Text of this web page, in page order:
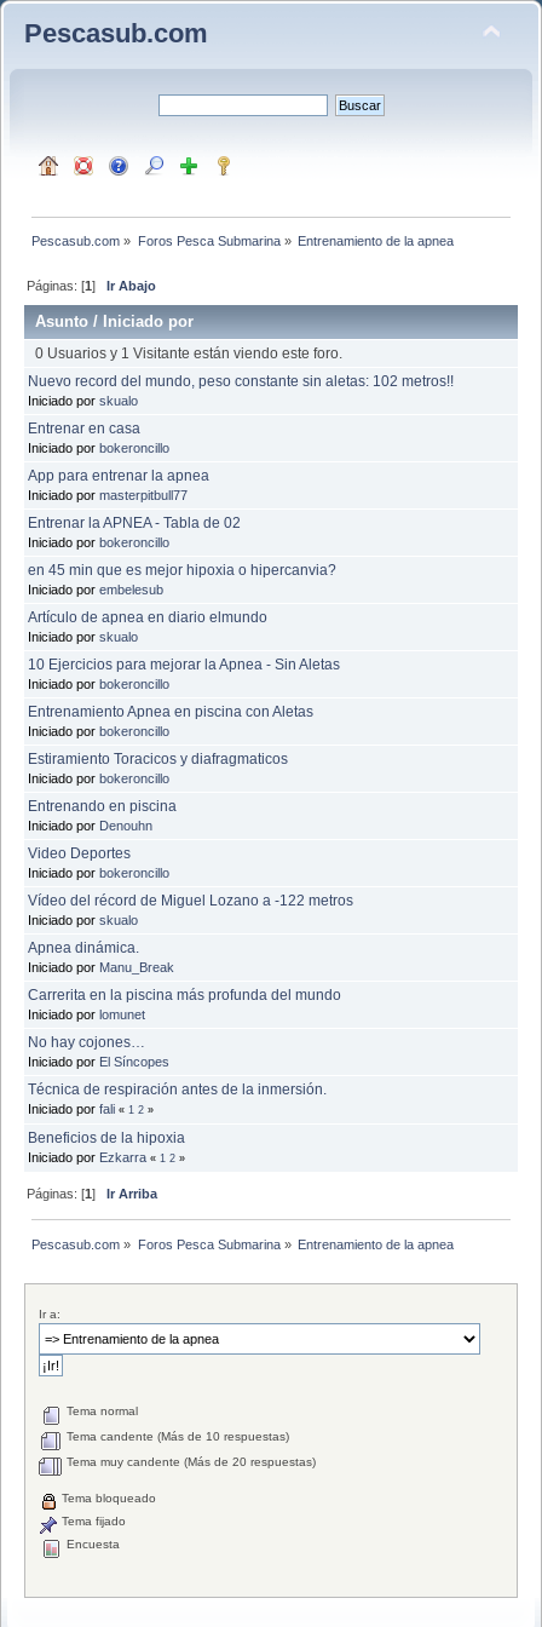
Pescasub.com
Pescasub.com » Foros Pesca Submarina» Entrenamiento de la apnea
Páginas: [1]Ir Abajo
Asunto /Iniciado por
0 Usuarios y 1 Visitante están viendo este foro.
Nuevo record del mundo, peso constante sin aletas: 102 metros!!
Iniciado por skualo
Entrenar en casa
Iniciado por bokeroncillo
App para entrenar la apnea
Iniciado por masterpitbull77
Entrenar la APNEA - Tabla de 02
Iniciado por bokeroncillo
en 45 min que es mejor hipoxia o hipercanvia?
Iniciado por embelesub
Artículo de apnea en diario elmundo
Iniciado por skualo
10 Ejercicios para mejorar la Apnea - Sin Aletas
Iniciado por bokeroncillo
Entrenamiento Apnea en piscina con Aletas
Iniciado por bokeroncillo
Estiramiento Toracicos y diafragmaticos
Iniciado por bokeroncillo
Entrenando en piscina
Iniciado por Denouhn
Video Deportes
Iniciado por bokeroncillo
Vídeo del récord de Miguel Lozano a -122 metros
Iniciado por skualo
Apnea dinámica.
Iniciado por Manu_Break
Carrerita en la piscina más profunda del mundo
Iniciado por lomunet
No hay cojones…
Iniciado por El Síncopes
Técnica de respiración antes de la inmersión.
Iniciado por fali « 1 2 »
Beneficios de la hipoxia
Iniciado por Ezkarra « 1 2 »
Páginas: [1]Ir Arriba
Pescasub.com » Foros Pesca Submarina» Entrenamiento de la apnea
Ir a:
Tema normal
Tema candente (Más de 10 respuestas)
Tema muy candente (Más de 20 respuestas)
Tema bloqueado
Tema fijado
Encuesta